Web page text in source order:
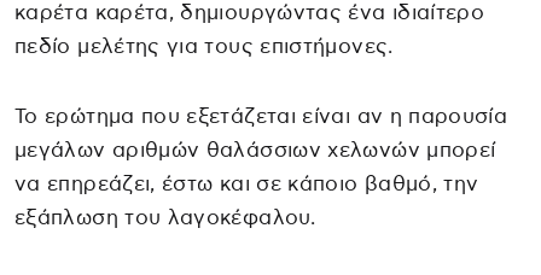
καρέτα καρέτα, δημιουργώντας ένα ιδιαίτερο
πεδίο μελέτης για τους επιστήμονες.
Το ερώτημα που εξετάζεται είναι αν η παρουσία
μεγάλων αριθμών θαλάσσιων χελωνών μπορεί
να επηρεάζει, έστω και σε κάποιο βαθμό, την
εξάπλωση του λαγοκέφαλου.